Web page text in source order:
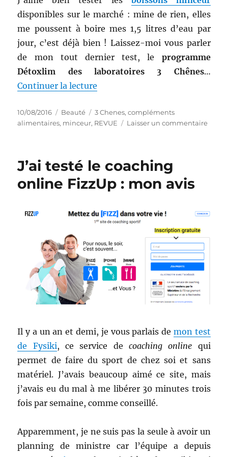
disponibles sur le marché : mine de rien, elles
me poussent à boire mes 1,5 litres d’eau par
jour, c’est déjà bien ! Laissez-moi vous parler
de mon tout dernier test, le programme
Détoxlim des laboratoires 3 Chênes…
Continuer la lecture
Publié
le
10/08/2016 Catégories
Beauté Étiquettes
3 Chenes,compléments
alimentaires, minceur, REVUE Laisser un commentairesur
3
J’ai testé le coaching
online FizzUp : mon avis
Il y a un an et demi, je vous parlais de mon test
de Fysiki, ce service de coaching online qui
permet de faire du sport de chez soi et sans
matériel. J’avais beaucoup aimé ce site, mais
j’avais eu du mal à me libérer 30 minutes trois
fois par semaine, comme conseillé.
Apparemment, je ne suis pas la seule à avoir un
planning de ministre car l’équipe a depuis